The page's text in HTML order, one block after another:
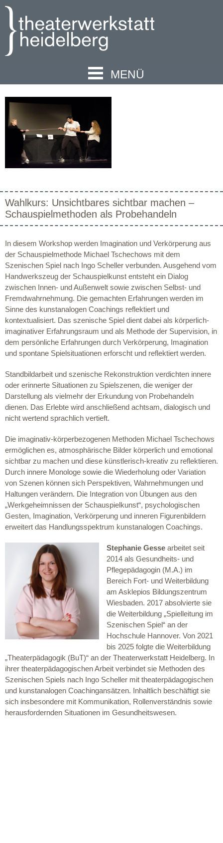
MENÜ
Wahlkurs: Unsichtbares sichtbar machen –
Schauspielmethoden als Probehandeln
In diesem Workshop werden Imagination und Verkörperung aus
der Schauspielmethode Michael Tschechows mit dem
Szenischen Spiel nach Ingo Scheller verbunden. Ausgehend vom
Handwerkszeug der Schauspielkunst entsteht ein Dialog
zwischen Innen- und Außenwelt sowie zwischen Selbst- und
Fremdwahrnehmung. Die gemachten Erfahrungen werden im
Sinne des kunstanalogen Coachings reflektiert und
kontextualisiert. Das szenische Spiel dient dabei als körperlich-
imaginativer Erfahrungsraum und als Methode der Supervision, in
dem persönliche Erfahrungen durch Verkörperung, Imagination
und spontane Spielsituationen erforscht und reflektiert werden.
Standbildarbeit und szenische Rekonstruktion verdichten innere
oder erinnerte Situationen zu Spielszenen, die weniger der
Darstellung als vielmehr der Erkundung von Probehandeln
dienen. Das Erlebte wird anschließend achtsam, dialogisch und
nicht wertend sprachlich vertieft.
Die imaginativ-körperbezogenen Methoden Michael Tschechows
ermöglichen es, atmosphärische Bilder körperlich und emotional
sichtbar zu machen und diese künstlerisch-kreativ zu reflektieren.
Durch innere Monologe sowie die Wiederholung oder Variation
von Szenen können sich Perspektiven, Wahrnehmungen und
Haltungen verändern. Die Integration von Übungen aus den
„Werkgeheimnissen der Schauspielkunst“, psychologischen
Gesten, Imagination, Verkörperung und inneren Figurenbildern
erweitert das Handlungsspektrum kunstanalogen Coachings.
Stephanie Gesse arbeitet seit
2014 als Gesundheits- und
Pflegepädagogin (M.A.) im
Bereich Fort- und Weiterbildung
am Asklepios Bildungszentrum
Wiesbaden. 2017 absolvierte sie
die Weiterbildung „Spielleitung im
Szenischen Spiel“ an der
Hochschule Hannover. Von 2021
bis 2025 folgte die Weiterbildung
„Theaterpädagogik (BuT)“ an der Theaterwerkstatt Heidelberg. In
ihrer theaterpädagogischen Arbeit verbindet sie Methoden des
Szenischen Spiels nach Ingo Scheller mit theaterpädagogischen
und kunstanalogen Coachingansätzen. Inhaltlich beschäftigt sie
sich insbesondere mit Kommunikation, Rollenverständnis sowie
herausfordernden Situationen im Gesundheitswesen.